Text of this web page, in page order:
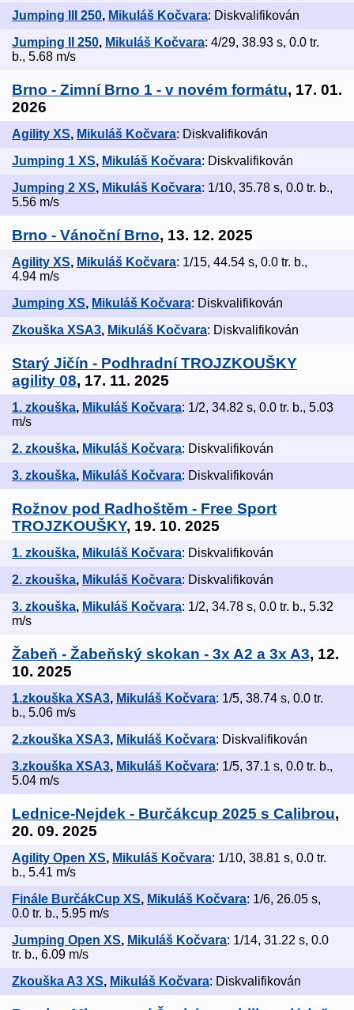
Jumping III 250, Mikuláš Kočvara: Diskvalifikován
Jumping II 250, Mikuláš Kočvara: 4/29, 38.93 s, 0.0 tr.
b., 5.68 m/s
Brno - Zimní Brno 1 - v novém formátu, 17. 01.
2026
Agility XS, Mikuláš Kočvara: Diskvalifikován
Jumping 1 XS, Mikuláš Kočvara: Diskvalifikován
Jumping 2 XS, Mikuláš Kočvara: 1/10, 35.78 s, 0.0 tr. b.,
5.56 m/s
Brno - Vánoční Brno, 13. 12. 2025
Agility XS, Mikuláš Kočvara: 1/15, 44.54 s, 0.0 tr. b.,
4.94 m/s
Jumping XS, Mikuláš Kočvara: Diskvalifikován
Zkouška XSA3, Mikuláš Kočvara: Diskvalifikován
Starý Jičín - Podhradní TROJZKOUŠKY
agility 08, 17. 11. 2025
1. zkouška, Mikuláš Kočvara: 1/2, 34.82 s, 0.0 tr. b., 5.03
m/s
2. zkouška, Mikuláš Kočvara: Diskvalifikován
3. zkouška, Mikuláš Kočvara: Diskvalifikován
Rožnov pod Radhoštěm - Free Sport
TROJZKOUŠKY, 19. 10. 2025
1. zkouška, Mikuláš Kočvara: Diskvalifikován
2. zkouška, Mikuláš Kočvara: Diskvalifikován
3. zkouška, Mikuláš Kočvara: 1/2, 34.78 s, 0.0 tr. b., 5.32
m/s
Žabeň - Žabeňský skokan - 3x A2 a 3x A3, 12.
10. 2025
1.zkouška XSA3, Mikuláš Kočvara: 1/5, 38.74 s, 0.0 tr.
b., 5.06 m/s
2.zkouška XSA3, Mikuláš Kočvara: Diskvalifikován
3.zkouška XSA3, Mikuláš Kočvara: 1/5, 37.1 s, 0.0 tr. b.,
5.04 m/s
Lednice-Nejdek - Burčákcup 2025 s Calibrou,
20. 09. 2025
Agility Open XS, Mikuláš Kočvara: 1/10, 38.81 s, 0.0 tr.
b., 5.41 m/s
Finále BurčákCup XS, Mikuláš Kočvara: 1/6, 26.05 s,
0.0 tr. b., 5.95 m/s
Jumping Open XS, Mikuláš Kočvara: 1/14, 31.22 s, 0.0
tr. b., 6.09 m/s
Zkouška A3 XS, Mikuláš Kočvara: Diskvalifikován